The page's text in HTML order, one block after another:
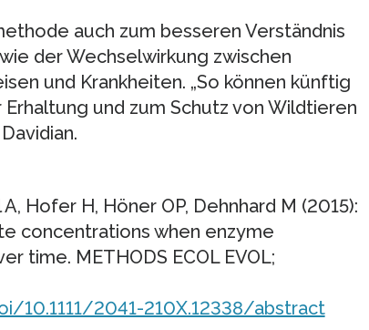
auch zum besseren Verständnis
der Wechselwirkung zwischen
und Krankheiten. „So können künftig
und zum Schutz von Wildtieren
Hofer H, Höner OP, Dehnhard M (2015):
concentrations when enzyme
time. METHODS ECOL EVOL;
10.1111/2041-210X.12338/abstract